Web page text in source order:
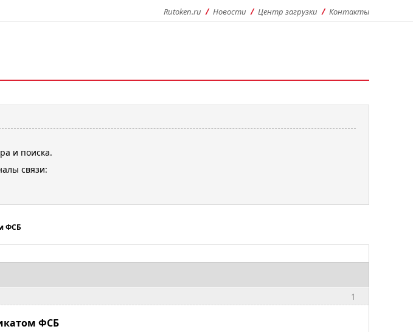
Rutoken.ru Новости Центр загрузки Контакты
и поиска.
связи:
ФСБ
1
ФСБ